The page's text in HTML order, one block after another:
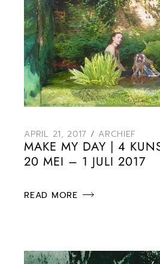
APRIL 21, 2017 ARCHIEF
MAKE MY DAY | 4
20 MEI – 1 JULI 2017
READ MORE